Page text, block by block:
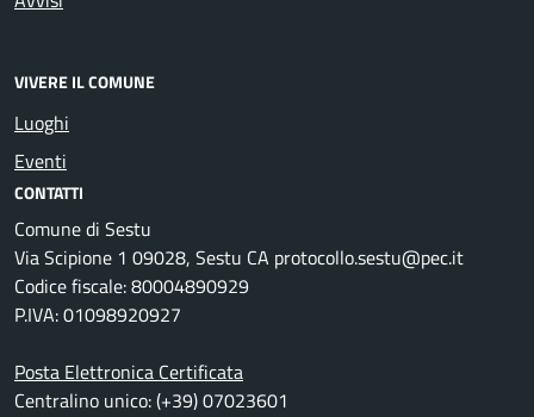
VIVERE IL COMUNE
Luoghi
Eventi
CONTATTI
Comune di Sestu
Via Scipione 1 09028, Sestu CA protocollo.sestu@pec.it
Codice fiscale: 80004890929
P.IVA: 01098920927
Posta Elettronica Certificata
Centralino unico: (+39) 07023601